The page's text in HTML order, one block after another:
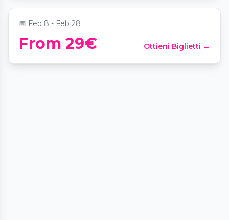
📅 Feb 8 - Feb 28
From 29€ Ottieni Biglietti →